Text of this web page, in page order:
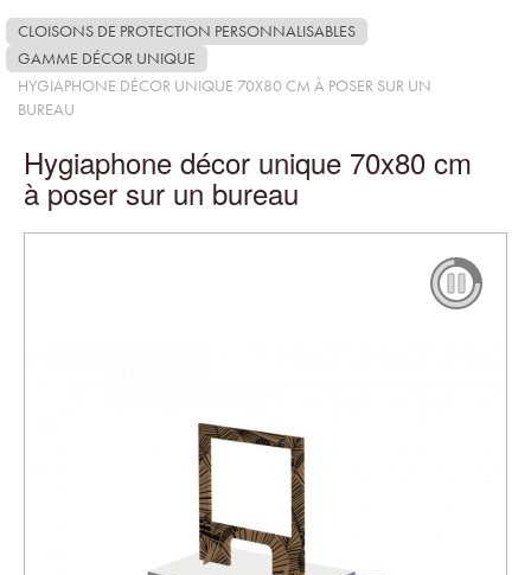
CLOISONS DE PROTECTION PERSONNALISABLES
GAMME DÉCOR UNIQUE
HYGIAPHONE DÉCOR UNIQUE 70X80 CM À POSER SUR UN
BUREAU
Hygiaphone décor unique 70x80 cm
à poser sur un bureau